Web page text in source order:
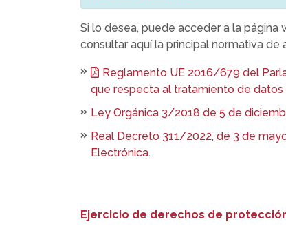
Si lo desea, puede acceder a la página
consultar aquí la principal normativa de
Reglamento UE 2016/679 del
que respecta al tratamiento de
Ley Orgánica 3/2018 de 5 de
Real Decreto 311/2022, de 3 de
Electrónica.
Ejercicio de derechos de